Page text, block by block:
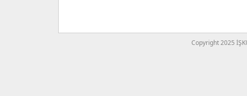
Copyright 2025